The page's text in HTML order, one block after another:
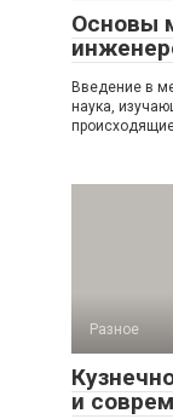
Основы
Введение в
наука,
Разное
и